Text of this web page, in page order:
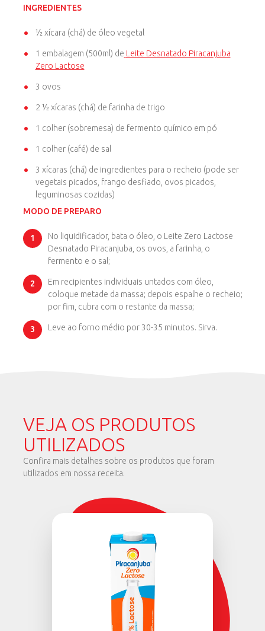
INGREDIENTES
½ xícara (chá) de óleo vegetal
1 embalagem (500ml) de Leite Desnatado Piracanjuba
Zero Lactose
3 ovos
2 ½ xícaras (chá) de farinha de trigo
1 colher (sobremesa) de fermento químico em pó
1 colher (café) de sal
3 xícaras (chá) de ingredientes para o recheio (pode ser
vegetais picados, frango desfiado, ovos picados,
leguminosas cozidas)
MODO DE PREPARO
No liquidificador, bata o óleo, o Leite Zero Lactose
Desnatado Piracanjuba, os ovos, a farinha, o
fermento e o sal;
Em recipientes individuais untados com óleo,
coloque metade da massa; depois espalhe o recheio;
por fim, cubra com o restante da massa;
Leve ao forno médio por 30-35 minutos. Sirva.
VEJA OS PRODUTOS
UTILIZADOS
Confira mais detalhes sobre os produtos que foram
utilizados em nossa receita.